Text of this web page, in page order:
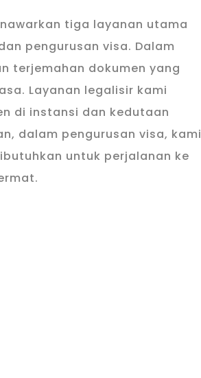
tiga layanan utama
pengurusan visa. Dalam
terjemahan dokumen yang
Layanan legalisir kami
di instansi dan kedutaan
dalam pengurusan visa, kami
untuk perjalanan ke